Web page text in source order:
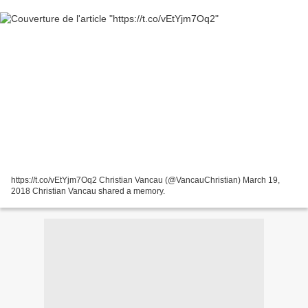
https://t.co/vEtYjm7Oq2 Christian Vancau (@VancauChristian) March 19,
2018 Christian Vancau shared a memory.